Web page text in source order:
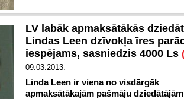
LV labāk apmaksātākās
Lindas Leen dzīvokļa īres
iespējams, sasniedzis 4000 Ls
09.03.2013.
Linda Leen ir viena no visdārgāk
apmaksātākajām pašmāju